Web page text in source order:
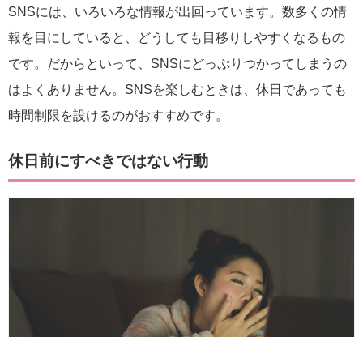
SNSには、いろいろな情報が出回っています。数多くの情
報を目にしていると、どうしても目移りしやすくなるもの
です。だからといって、SNSにどっぷりつかってしまうの
はよくありません。SNSを楽しむときは、休日であっても
時間制限を設けるのがおすすめです。
休日前にすべきではない行動